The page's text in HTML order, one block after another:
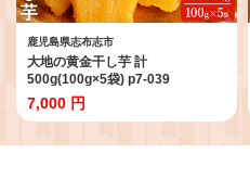
鹿児島県志布志市
大地の黄金干し芋 計
500g(100g×5袋) p7-039
7,000 円